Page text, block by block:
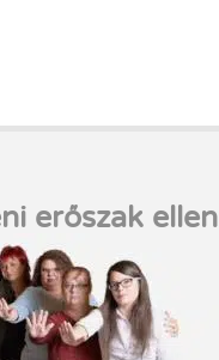
erőszak ellen